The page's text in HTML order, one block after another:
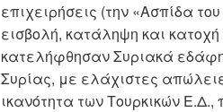
επιχειρήσεις (την «Ασπίδα
εισβολή, κατάληψη και
κατελήφθησαν Συριακά εδάφη
Συρίας, με ελάχιστες
ικανότητα των Τουρκικών Ε.Δ.,